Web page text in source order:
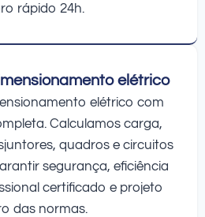
rápido 24h.
elétrico
elétrico com
Calculamos carga,
quadros e circuitos
segurança, eficiência
certificado e projeto
das normas.